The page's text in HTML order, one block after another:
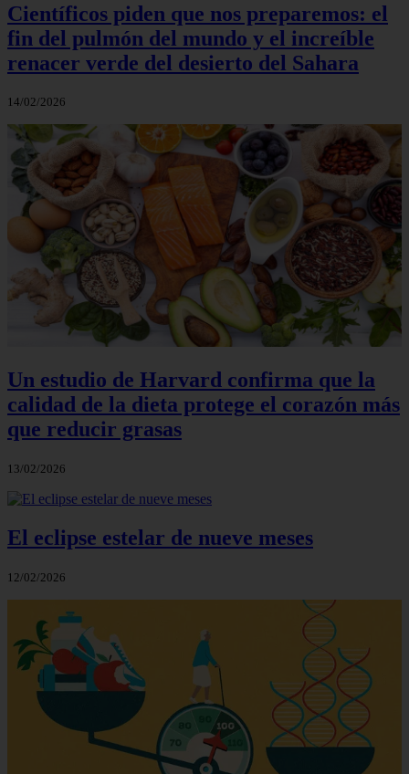
Científicos piden que nos preparemos: el
fin del pulmón del mundo y el increíble
renacer verde del desierto del Sahara
14/02/2026
Un estudio de Harvard confirma que la
calidad de la dieta protege el corazón más
que reducir grasas
13/02/2026
El eclipse estelar de nueve meses
12/02/2026